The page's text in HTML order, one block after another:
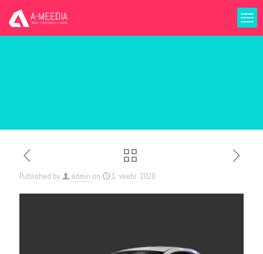
Published by admin on 1. veebr. 2020